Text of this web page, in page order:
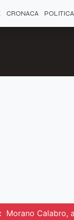
CRONACA POLITICA
Morano Calabro,